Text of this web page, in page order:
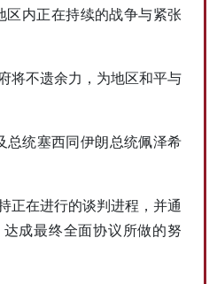
区内正在持续的战争与紧张
将不遗余力，为地区和平与
总统塞西同伊朗总统佩泽希
正在进行的谈判进程，并通
成最终全面协议所做的努